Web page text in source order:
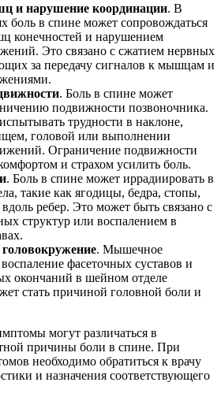
и нарушение координации. В
боль в спине может сопровождаться
конечностей и нарушением
Это связано с сжатием нервных
за передачу сигналов к мышцам и
. Боль в спине может
подвижности позвоночника.
трудности в наклоне,
головой или выполнении
Ограничение подвижности
и страхом усилить боль.
. Боль в спине может иррадиировать в
такие как ягодицы, бедра, стопы,
ребер. Это может быть связано с
структур или воспалением в
. Мышечное
фасеточных суставов и
окончаний в шейном отделе
стать причиной головной боли и
могут различаться в
причины боли в спине. При
необходимо обратиться к врачу
и назначения соответствующего